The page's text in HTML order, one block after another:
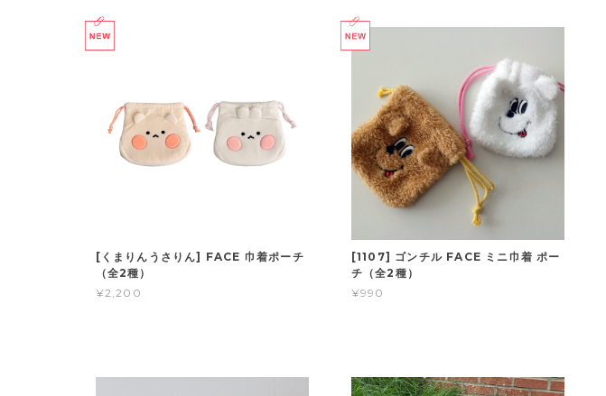
[くまりんうさりん] FACE 巾着ポーチ
（全2種）
¥2,200
[1107] ゴンチル FACE ミニ巾着 ポー
チ（全2種）
¥990